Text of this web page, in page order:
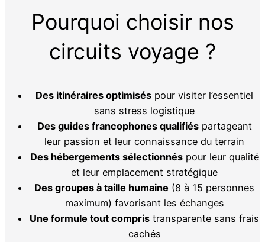
Pourquoi choisir nos
circuits voyage ?
Des itinéraires optimisés pour visiter l’essentiel
sans stress logistique
Des guides francophones qualifiéspartageant
leur passion et leur connaissance du terrain
Des hébergements sélectionnéspour leur qualité
et leur emplacement stratégique
Des groupes à taille humaine (8 à 15 personnes
maximum) favorisant les échanges
Une formule tout compris transparente sans frais
cachés